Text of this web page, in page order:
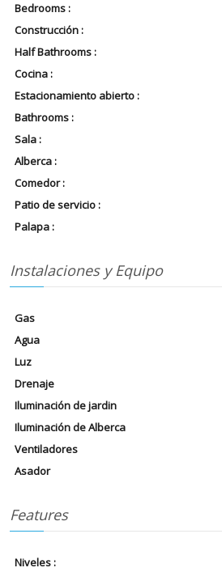
Bedrooms :
Construcción :
Half Bathrooms :
Cocina :
Estacionamiento abierto :
Bathrooms :
Sala :
Alberca :
Comedor :
Patio de servicio :
Palapa :
Instalaciones y Equipo
Gas
Agua
Luz
Drenaje
Iluminación de jardin
Iluminación de Alberca
Ventiladores
Asador
Features
Niveles :